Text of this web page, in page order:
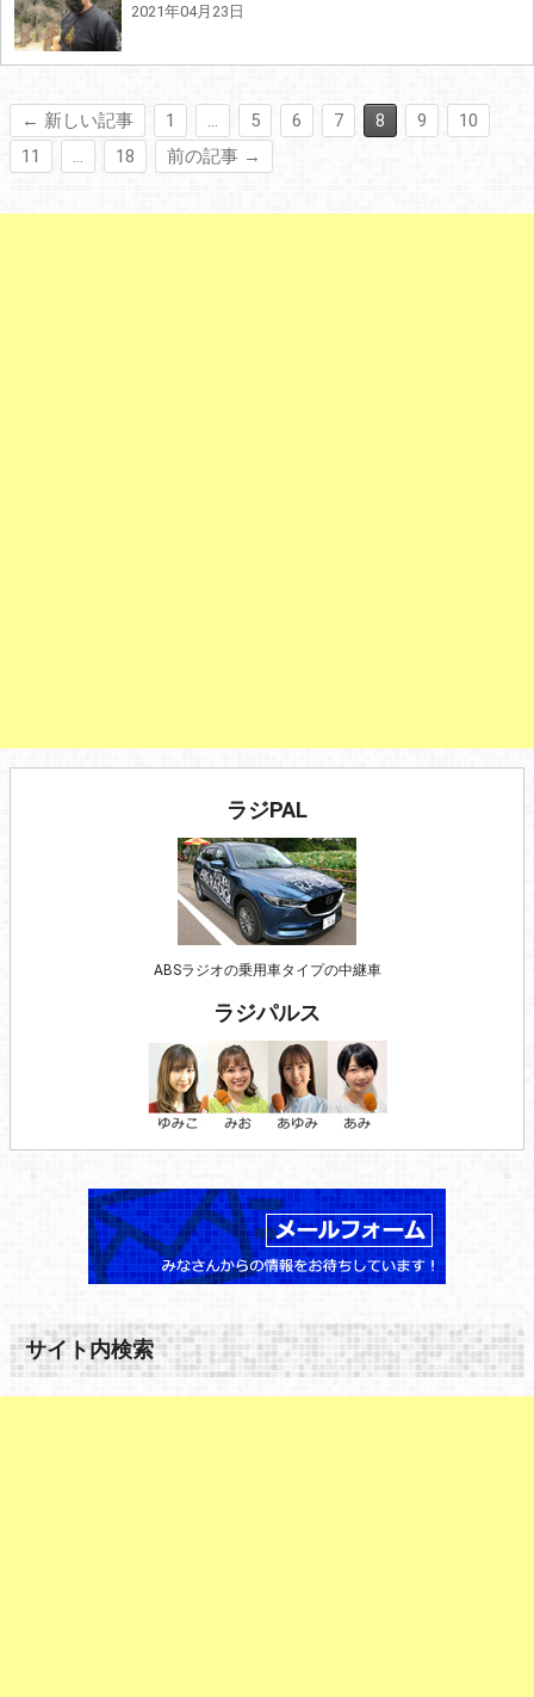
2021年04月23日
← 新しい記事 1 … 5 6 7 8 9
10
11
… 18 前の記事 →
ラジPAL
ABSラジオの乗用車タイプの中継車
ラジパルス
サイト内検索